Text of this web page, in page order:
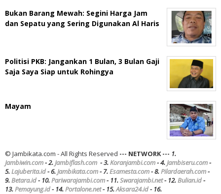
Bukan Barang Mewah: Segini Harga Jam
dan Sepatu yang Sering Digunakan Al Haris
Politisi PKB: Jangankan 1 Bulan, 3 Bulan Gaji
Saja Saya Siap untuk Rohingya
Mayam
© Jambikata.com - All Rights Reserved --- NETWORK --- 1.
Jambiwin.com- 2. Jambiflash.com - 3. Koranjambi.com- 4. Jambiseru.com-
5. Lajuberita.id- 6. Jambikata.com- 7. Esamesta.com- 8. Pilardaerah.com-
9. Betara.id- 10. Pariwarajambi.com- 11.Swarajambi.net- 12. Bulian.id-
13. Pemayung.id- 14. Portalone.net- 15.Aksara24.id- 16.